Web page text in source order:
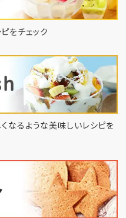
をチェック
なるような美味しいレシピを